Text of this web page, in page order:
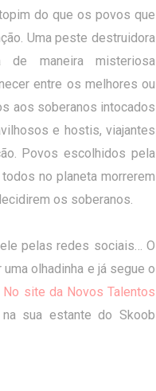
do que os povos que
Uma peste destruidora
de maneira misteriosa
entre os melhores ou
aos soberanos intocados
e hostis, viajantes
Povos escolhidos pela
no planeta morrerem
os soberanos.
pelas redes sociais… O
olhadinha e já segue o
No site da Novos Talentos
sua estante do Skoob